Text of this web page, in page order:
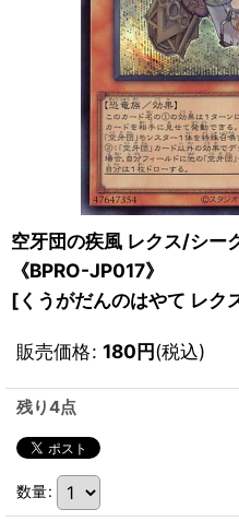
空牙団の疾風 レクス/シー
《BPRO-JP017》
[くうがだんのはやて レク
販売価格: 180円(税込)
残り4点
数量: